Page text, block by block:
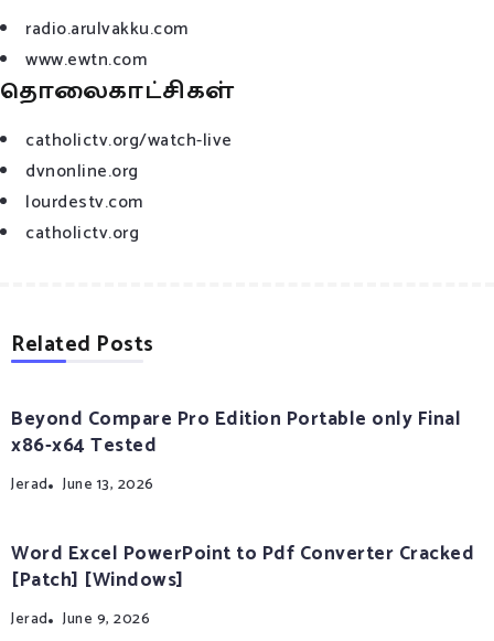
radio.arulvakku.com
www.ewtn.com
தொலைகாட்சிகள்
catholictv.org/watch-live
dvnonline.org
lourdestv.com
catholictv.org
Related Posts
Beyond Compare Pro Edition Portable only Final
x86-x64 Tested
Jerad June 13, 2026
Word Excel PowerPoint to Pdf Converter Cracked
[Patch] [Windows]
Jerad June 9, 2026